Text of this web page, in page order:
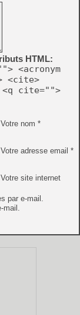
HTML:
<acronym
<cite>
<q cite="">
Votre nom *
Votre adresse email *
Votre site internet
par e-mail.
mail.